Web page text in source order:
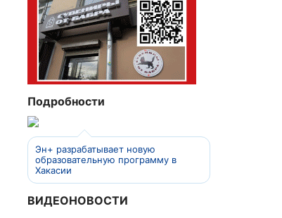
Подробности
Эн+ разрабатывает новую
образовательную программу в
Хакасии
ВИДЕОНОВОСТИ